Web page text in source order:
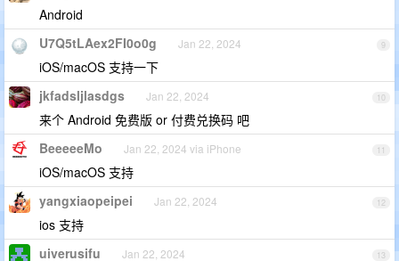
Android
9
U7Q5tLAex2FI0o0g Jan 22, 2024
iOS/macOS 支持一下
10
jkfadsljlasdgs Jan 22, 2024
来个 Android 免费版 or 付费兑换码 吧
11
BeeeeeMo Jan 22, 2024 via iPhone
iOS/macOS 支持
12
yangxiaopeipei Jan 22, 2024
ios 支持
13
uiverusifu Jan 22, 2024